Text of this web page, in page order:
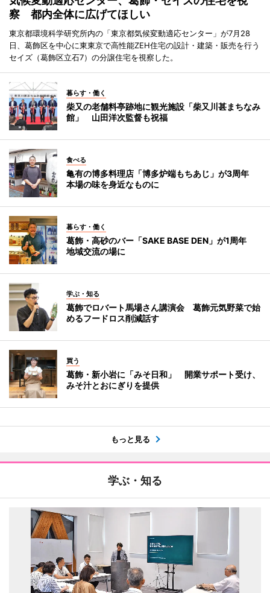
察 都内全体に広げてほしい
東京都環境科学研究所内の「東京都気候変動適応センター」が7月28
日、葛飾区を中心に東東京で高性能ZEH住宅の設計・建築・販売を行う
セイズ（葛飾区立石7）の分譲住宅を視察した。
暮らす・働く
柴又の老舗料亭跡地に観光施設「柴又川甚まちなみ
館」 山田洋次監督も祝福
食べる
亀有の博多料理店「博多炉端もちあじ」が3周年
本場の味を身近なものに
暮らす・働く
葛飾・高砂のバー「SAKE BASE DEN」が1周年
地域交流の場に
学ぶ・知る
葛飾でロバート馬場さん講演会 葛飾元気野菜で始
めるフードロス削減話す
買う
葛飾・新小岩に「みそ日和」 開業サポート受け、
みそ汁とおにぎりを提供
もっと見る
学ぶ・知る